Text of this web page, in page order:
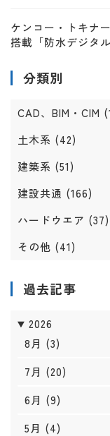
ケンコー・トキナ
搭載「防水デジタ
分類別
CAD、BIM・CIM
土木系 (42)
建築系 (51)
建設共通 (166)
ハードウエア (37)
その他 (41)
過去記事
2026
8月 (3)
7月 (20)
6月 (9)
5月 (4)